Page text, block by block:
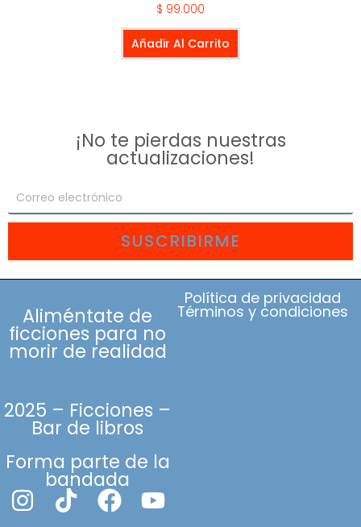
$ 99.000
Añadir Al Carrito
¡No te pierdas nuestras
actualizaciones!
SUSCRIBIRME
Aliméntate de
ficciones para no
morir de realidad
2025 – Ficciones –
Bar de libros
Forma parte de la
bandada
Política de privacidad
Términos y condiciones